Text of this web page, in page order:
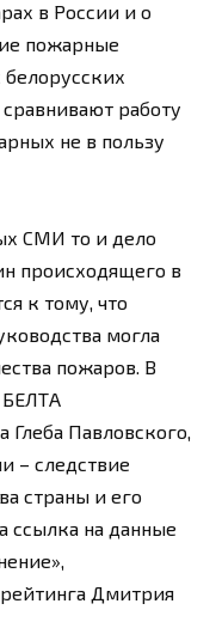
в России и о
пожарные
работу
не в пользу
СМИ то и дело
происходящего в
к тому, что
могла
пожаров. В
БЕЛТА
Павловского,
– следствие
страны и его
ссылка на данные
Дмитрия